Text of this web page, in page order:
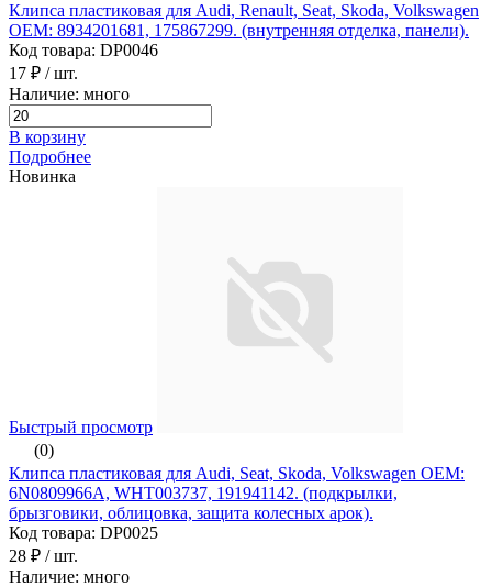
Клипса пластиковая для Audi, Renault, Seat, Skoda, Volkswagen
ОЕМ: 8934201681, 175867299. (внутренняя отделка, панели).
Код товара: DP0046
17 ₽ / шт.
Наличие: много
В корзину
Подробнее
Новинка
Быстрый просмотр
(0)
Клипса пластиковая для Audi, Seat, Skoda, Volkswagen ОЕМ:
6N0809966A, WHT003737, 191941142. (подкрылки,
брызговики, облицовка, защита колесных арок).
Код товара: DP0025
28 ₽ / шт.
Наличие: много